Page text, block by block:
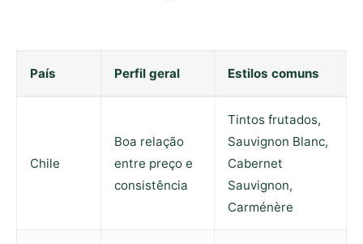
País Perfil geral Estilos comuns
Chile
Boa relação
entre preço e
consistência
Tintos frutados,
Sauvignon Blanc,
Cabernet
Sauvignon,
Carménère